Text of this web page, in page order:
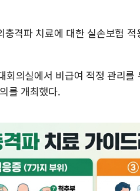
격파 치료에 대한 실손보험
의실에서 비급여 적정 관리를
를 개최했다.